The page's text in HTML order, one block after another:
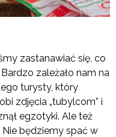
zastanawiać się, co
zależało nam na
turysty, który
zdjęcia „tubylcom” i
egzotyki. Ale też
Nie będziemy spać w